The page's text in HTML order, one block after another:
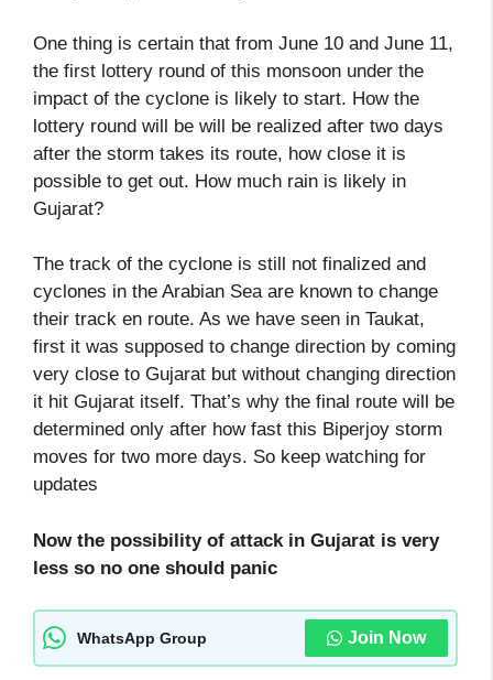
One thing is certain that from June 10 and June 11,
the first lottery round of this monsoon under the
impact of the cyclone is likely to start. How the
lottery round will be will be realized after two days
after the storm takes its route, how close it is
possible to get out. How much rain is likely in
Gujarat?
The track of the cyclone is still not finalized and
cyclones in the Arabian Sea are known to change
their track en route. As we have seen in Taukat,
first it was supposed to change direction by coming
very close to Gujarat but without changing direction
it hit Gujarat itself. That’s why the final route will be
determined only after how fast this Biperjoy storm
moves for two more days. So keep watching for
updates
Now the possibility of attack in Gujarat is very
less so no one should panic
WhatsApp Group Join Now